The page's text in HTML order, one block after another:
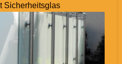
Sicherheitsglas